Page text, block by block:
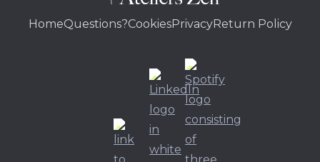
HomeQuestions?CookiesPrivacyReturn Policy